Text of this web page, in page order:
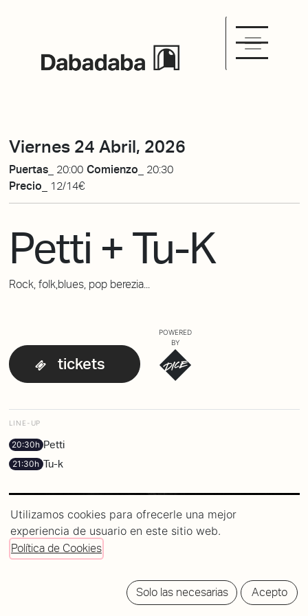
Viernes 24 Abril, 2026
Puertas_ 20:00 Comienzo_ 20:30
Precio_
12/14€
Petti + Tu-K
Rock, folk,blues, pop berezia...
tickets
POWERED
BY
LINE-UP
20:30h Petti
21:30h Tu-k
Utilizamos cookies para ofrecerle una mejor
experiencia de usuario en este sitio web.
Política de Cookies
Solo las necesarias Acepto